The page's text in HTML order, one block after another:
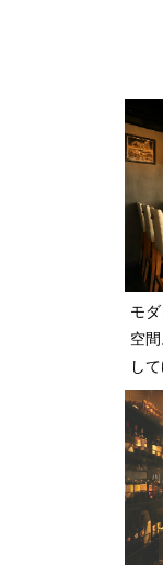
モ
空
し